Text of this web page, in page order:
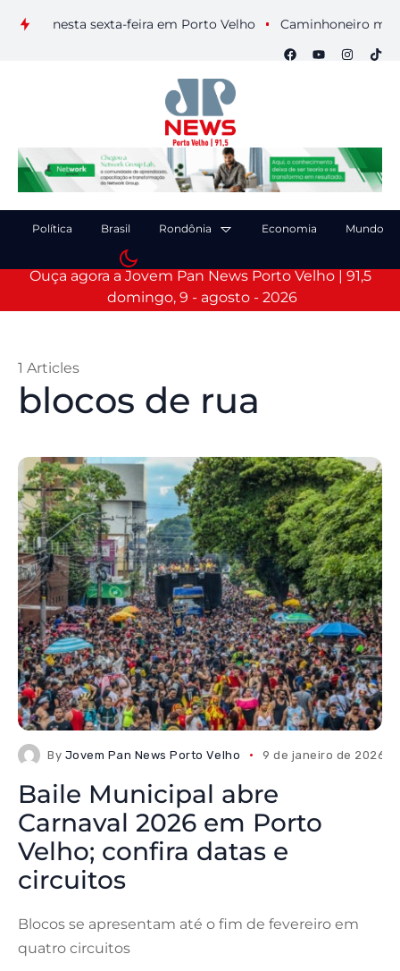
nesta sexta-feira em Porto Velho Caminhoneiro morre
Política Brasil Rondônia Economia Mundo
Ouça agora a Jovem Pan News Porto Velho | 91,5
domingo, 9 - agosto - 2026
blocos de rua
1 Articles
By Jovem Pan News Porto Velho 9 de janeiro de 2026
Baile Municipal abre
Carnaval 2026 em Porto
Velho; confira datas e
circuitos
Blocos se apresentam até o fim de fevereiro em
quatro circuitos